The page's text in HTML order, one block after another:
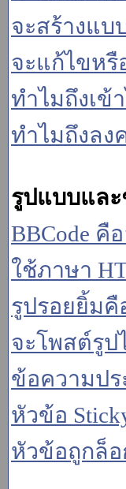
จะสร้างแบ
จะแก้ไขหรื
ทำไมถึงเข้
ทำไมถึงลง
รูปแบบแล
BBCode คื
ใช้ภาษา
รูปรอยยิ้มคื
จะโพสต์รูป
ข้อความปร
หัวข้อ
หัวข้อถูกล็อ